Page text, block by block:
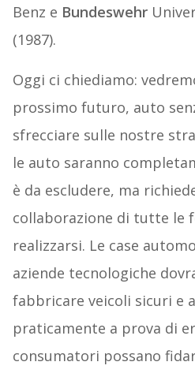
Benz e Bundeswehr
(1987).
Oggi ci chiediamo:
prossimo futuro, auto
sfrecciare sulle nostre
le auto saranno
è da escludere, ma
collaborazione di tutte le
realizzarsi. Le case
aziende tecnologiche
fabbricare veicoli sicuri e
praticamente a prova di
consumatori possano